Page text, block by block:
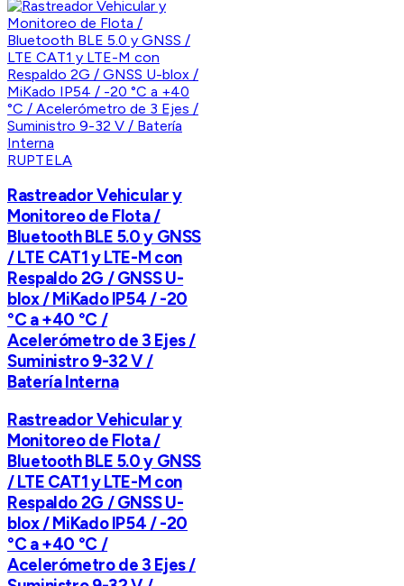
RUPTELA
Rastreador Vehicular y
Monitoreo de Flota /
Bluetooth BLE 5.0 y GNSS
/ LTE CAT1 y LTE-M con
Respaldo 2G / GNSS U-
blox / MiKado IP54 / -20
°C a +40 °C /
Acelerómetro de 3 Ejes /
Suministro 9-32 V /
Batería Interna
Rastreador Vehicular y
Monitoreo de Flota /
Bluetooth BLE 5.0 y GNSS
/ LTE CAT1 y LTE-M con
Respaldo 2G / GNSS U-
blox / MiKado IP54 / -20
°C a +40 °C /
Acelerómetro de 3 Ejes /